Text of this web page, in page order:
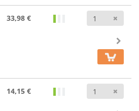
33,98 €
14,15 €